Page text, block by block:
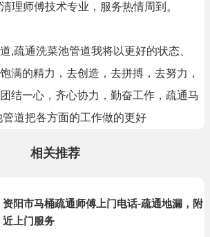
理师傅技术专业，服务热情周到。
,疏通洗菜池管道我将以更好的状态、
满的精力，去创造，去拼搏，去努力，
结一心，齐心协力，勤奋工作，疏通马
道把各方面的工作做的更好
相关推荐
资阳市马桶疏通师傅上门电话-疏通地漏，附
近上门服务